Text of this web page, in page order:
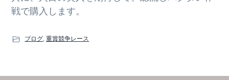
戦で購入します。
ブログ,重賞競争レース